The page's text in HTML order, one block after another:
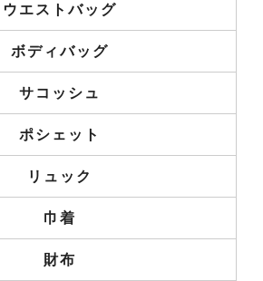
ウエストバッグ
ボディバッグ
サコッシュ
ポシェット
リュック
巾着
財布